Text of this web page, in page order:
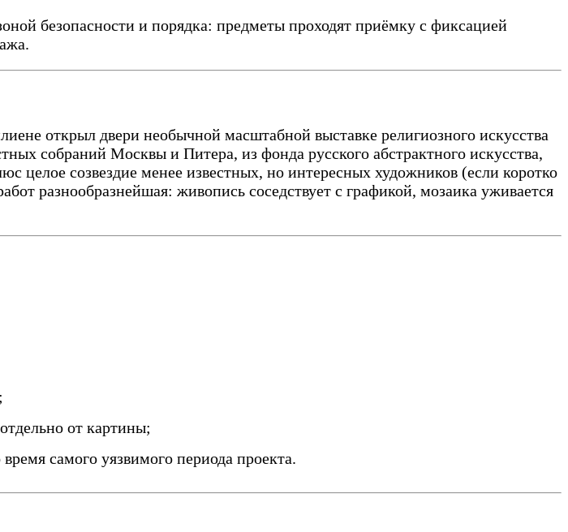
безопасности и порядка: предметы проходят приёмку с фиксацией
открыл двери необычной масштабной выставке религиозного искусства
собраний Москвы и Питера, из фонда русского абстрактного искусства,
созвездие менее известных, но интересных художников (если коротко
разнообразнейшая: живопись соседствует с графикой, мозаика уживается
от картины;
самого уязвимого периода проекта.